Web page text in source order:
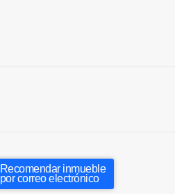
Recomendar inmueble
por correo electrónico